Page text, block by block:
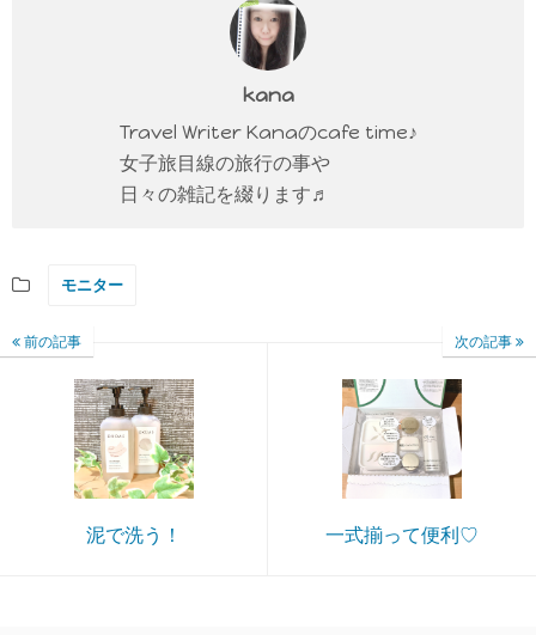
kana
Travel Writer Kanaのcafe time♪
女子旅目線の旅行の事や
日々の雑記を綴ります♬
モニター
前の記事
泥で洗う！
次の記事
一式揃って便利♡